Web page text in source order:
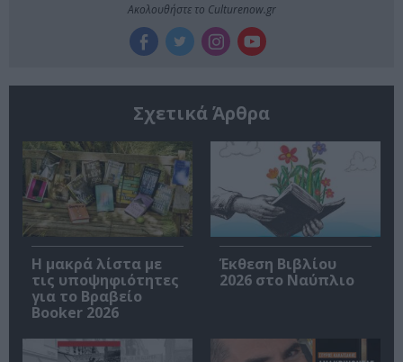
Ακολουθήστε το Culturenow.gr
Σχετικά Άρθρα
Η μακρά λίστα με
τις υποψηφιότητες
για το Βραβείο
Booker 2026
Έκθεση Βιβλίου
2026 στο Ναύπλιο